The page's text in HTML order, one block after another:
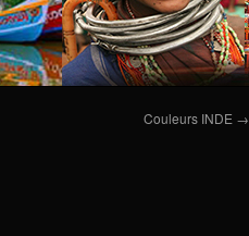
Couleurs INDE →